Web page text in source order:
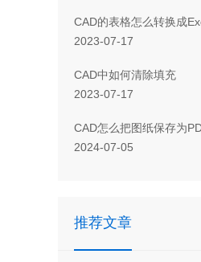
2023-07-17
CAD 中如何清除填充
2023-07-17
CAD怎么把图纸保存为
2024-07-05
推荐文章